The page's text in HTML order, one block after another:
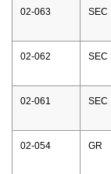
02-063 SEC
02-062 SEC
02-061 SEC
02-054 GR